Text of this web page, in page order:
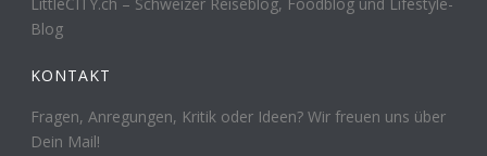
Blog
KONTAKT
Fragen, Anregungen, Kritik oder Ideen? Wir freuen uns über
Dein Mail!